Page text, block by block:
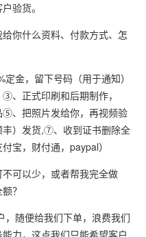
验货。
你什么资料、付款方式、怎
金，留下号码（用于通知）
、正式印刷和后期制作，
、把照片发给你，再视频验
）发货,⑦、收到证书删除全
宝，财付通，paypal）
可以少，或者帮我完全做
？
，随便给我们下单，浪费我们
力，这点我们只能希望客户